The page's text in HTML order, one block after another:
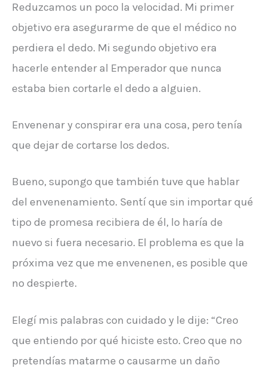
Reduzcamos un poco la velocidad. Mi primer
objetivo era asegurarme de que el médico no
perdiera el dedo. Mi segundo objetivo era
hacerle entender al Emperador que nunca
estaba bien cortarle el dedo a alguien.
Envenenar y conspirar era una cosa, pero tenía
que dejar de cortarse los dedos.
Bueno, supongo que también tuve que hablar
del envenenamiento. Sentí que sin importar qué
tipo de promesa recibiera de él, lo haría de
nuevo si fuera necesario. El problema es que la
próxima vez que me envenenen, es posible que
no despierte.
Elegí mis palabras con cuidado y le dije: “Creo
que entiendo por qué hiciste esto. Creo que no
pretendías matarme o causarme un daño